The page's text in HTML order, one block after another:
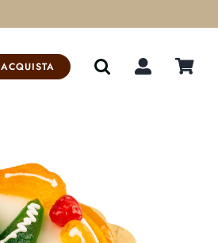
ACQUISTA